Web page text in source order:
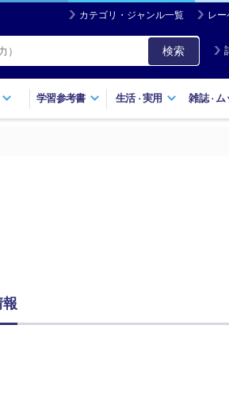
カテゴリ・ジャンル一覧 レ
検索
学習参考書 生活・実用 雑誌・ ム
報